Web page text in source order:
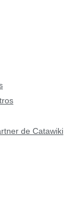
de Catawiki